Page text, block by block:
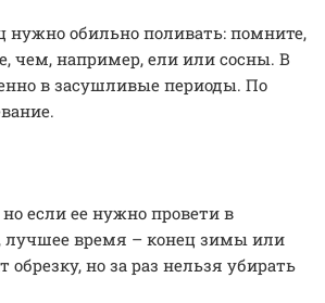
нужно обильно поливать: помните,
чем, например, ели или сосны. В
в засушливые периоды. По
если ее нужно провети в
лучшее время – конец зимы или
но за раз нельзя убирать